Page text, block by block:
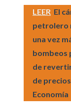
LEER El
petrolero
una vez
bombeos
de
de
Economía